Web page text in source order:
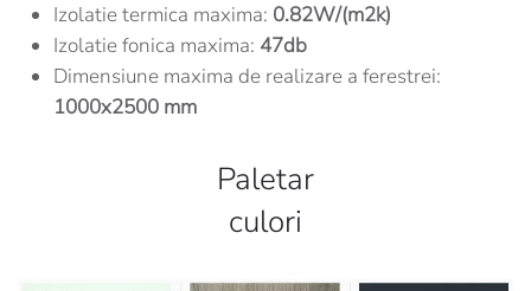
Izolatie termica maxima: 0.82W/(m2k)
Izolatie fonica maxima: 47db
Dimensiune maxima de realizare a ferestrei:
1000x2500 mm
Paletar
culori